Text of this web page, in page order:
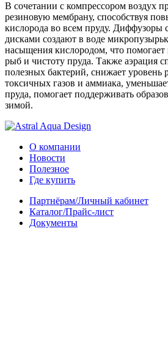
В сочетании с компрессором воздух
резиновую мембрану, способствуя
кислорода во всем пруду. Диффузоры
дисками создают в воде
насыщения кислородом, что помогает
рыб и чистоту пруда. Также аэрация
полезных бактерий, снижает уровень
токсичных газов и аммиака,
пруда, помогает поддерживать
зимой.
О компании
Новости
Полезное
Где купить
Партнёрам/Личный кабинет
Каталог/Прайс-лист
Документы